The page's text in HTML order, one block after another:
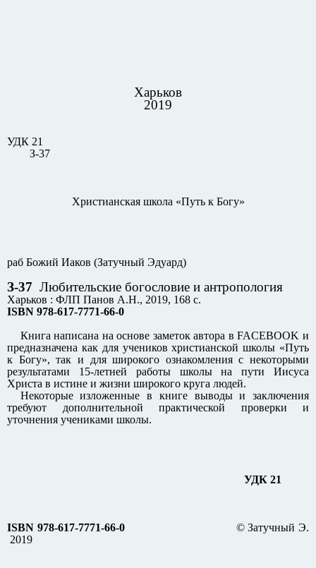
Харьков
2019
УДК 21
З-37
Христианская школа «Путь к Богу»
раб Божий Иаков (Затучный Эдуард)
З-37 Любительские богословие и антропология
Харьков : ФЛП Панов А.Н., 2019, 168 с.
ISBN 978-617-7771-66-0
Книга написана на основе заметок автора в FACEBOOK и
предназначена как для учеников христианской школы «Путь
к Богу», так и для широкого ознакомления с некоторыми
результатами 15-летней работы школы на пути Иисуса
Христа в истине и жизни широкого круга людей.
Некоторые изложенные в книге выводы и заключения
требуют дополнительной практической проверки и
уточнения учениками школы.
УДК 21
ISBN 978-617-7771-66-0 © Затучный Э.
2019